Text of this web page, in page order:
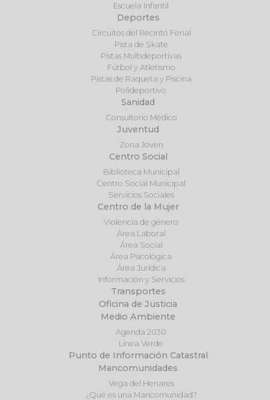
Escuela Infantil
Deportes
Circuitos del Recinto Ferial
Pista de Skate
Pistas Multideportivas
Fútbol y Atletismo
Pistas de Raqueta y Piscina
Polideportivo
Sanidad
Consultorio Médico
Juventud
Zona Joven
Centro Social
Biblioteca Municipal
Centro Social Municipal
Servicios Sociales
Centro de la Mujer
Violencia de género
Área Laboral
Área Social
Área Psicológica
Área Jurídica
Información y Servicios
Transportes
Oficina de Justicia
Medio Ambiente
Agenda 2030
Línea Verde
Punto de Información Catastral
Mancomunidades
Vega del Henares
¿Qué es una Mancomunidad?